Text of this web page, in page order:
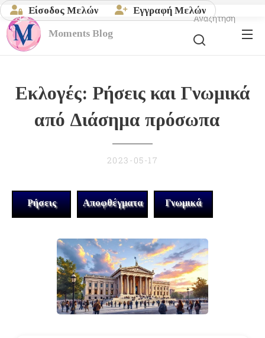
Είσοδος Μελών Εγγραφή Μελών
Moments Blog
Αναζήτηση
Εκλογές: Ρήσεις και Γνωμικά
από Διάσημα πρόσωπα
2023-05-17
Ρήσεις Αποφθέγματα Γνωμικά